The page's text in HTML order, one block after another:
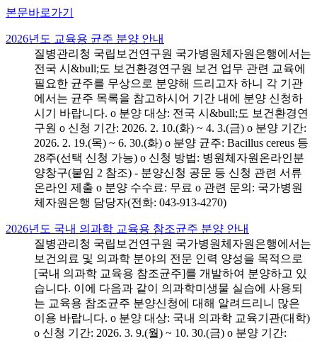
본문바로가기
2026년도 교육용 균주 분양 안내
질병관리청 국립보건연구원 국가병원체자원은행에서는
전국 시&bull;도 보건환경연구원 보건 업무 관련 교육에
필요한 균주를 무상으로 분양해 드리고자 하니 각 기관
에서는 균주 목록을 참고하시어 기간 내에 분양 신청하
시기 바랍니다. o 분양 대상: 전국 시&bull;도 보건환경연
구원 o 신청 기간: 2026. 2. 10.(화) ~ 4. 3.(금) o 분양 기간:
2026. 2. 19.(목) ~ 6. 30.(화) o 분양 균주: Bacillus cereus 등
28주(선택 신청 가능) o 신청 방법: 병원체자원온라인분
양창구(붙임 2 참조) - 분양신청 공문 등 신청 관련 서류
온라인 제출 o 분양 수수료: 무료 o 관련 문의: 국가병원
체자원은행 담당자(전화: 043-913-4270)
2026년도 국내 의과학 교육용 참조균주 분양 안내
질병관리청 국립보건연구원 국가병원체자원은행에서는
보건의료 및 의과학 분야의 전문 인력 양성을 목적으로
[국내 의과학 교육용 참조균주]를 개발하여 분양하고 있
습니다. 이에 다음과 같이 의과학미생물 실습에 사용되
는 교육용 참조균주 분양신청에 대해 알려드리니 많은
이용 바랍니다. o 분양 대상: 국내 의과학 교육기관(대학)
o 신청 기간: 2026. 3. 9.(월) ~ 10. 30.(금) o 분양 기간: